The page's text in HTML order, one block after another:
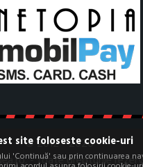
© 2012 - 2026
- toate drepturile
site foloseste cookie-uri
'Continuă' sau prin continuarea